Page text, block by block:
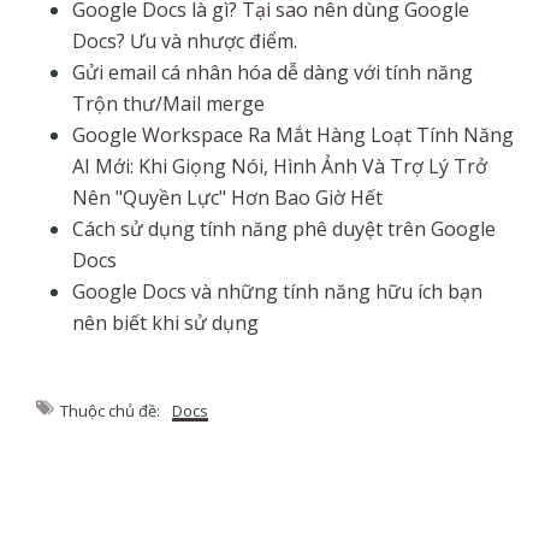
Google Docs là gì? Tại sao nên dùng Google
Docs? Ưu và nhược điểm.
Gửi email cá nhân hóa dễ dàng với tính năng
Trộn thư/Mail merge
Google Workspace Ra Mắt Hàng Loạt Tính Năng
AI Mới: Khi Giọng Nói, Hình Ảnh Và Trợ Lý Trở
Nên "Quyền Lực" Hơn Bao Giờ Hết
Cách sử dụng tính năng phê duyệt trên Google
Docs
Google Docs và những tính năng hữu ích bạn
nên biết khi sử dụng
Thuộc chủ đề: Docs